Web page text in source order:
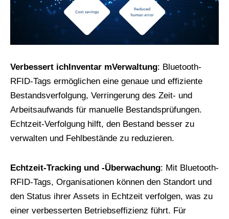
Verbessert ichInventar mVerwaltung: Bluetooth-
RFID-Tags ermöglichen eine genaue und effiziente
Bestandsverfolgung, Verringerung des Zeit- und
Arbeitsaufwands für manuelle Bestandsprüfungen.
Echtzeit-Verfolgung hilft, den Bestand besser zu
verwalten und Fehlbestände zu reduzieren.
Echtzeit-Tracking und -Überwachung: Mit Bluetooth-
RFID-Tags, Organisationen können den Standort und
den Status ihrer Assets in Echtzeit verfolgen, was zu
einer verbesserten Betriebseffizienz führt. Für